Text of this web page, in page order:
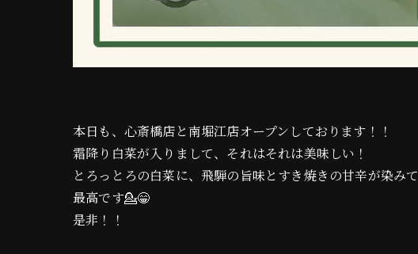
本日も、心斎橋店と南堀江店オープンしております！！
霜降り白菜が入りまして、それはそれは美味しい！
とろっとろの白菜に、飛騨の旨味とすき焼きの甘辛が染みて
最高です💁😁
是非！！